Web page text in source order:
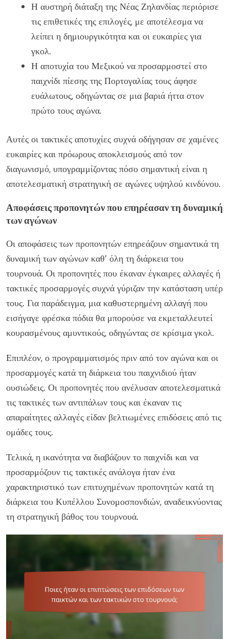
Η αυστηρή διάταξη της Νέας Ζηλανδίας περιόρισε
τις επιθετικές της επιλογές, με αποτέλεσμα να
λείπει η δημιουργικότητα και οι ευκαιρίες για
γκολ.
Η αποτυχία του Μεξικού να προσαρμοστεί στο
παιχνίδι πίεσης της Πορτογαλίας τους άφησε
ευάλωτους, οδηγώντας σε μια βαριά ήττα στον
πρώτο τους αγώνα.
Αυτές οι τακτικές αποτυχίες συχνά οδήγησαν σε χαμένες
ευκαιρίες και πρόωρους αποκλεισμούς από τον
διαγωνισμό, υπογραμμίζοντας πόσο σημαντική είναι η
αποτελεσματική στρατηγική σε αγώνες υψηλού κινδύνου.
Αποφάσεις προπονητών που επηρέασαν τη δυναμική
των αγώνων
Οι αποφάσεις των προπονητών επηρεάζουν σημαντικά τη
δυναμική των αγώνων καθ’ όλη τη διάρκεια του
τουρνουά. Οι προπονητές που έκαναν έγκαιρες αλλαγές ή
τακτικές προσαρμογές συχνά γύριζαν την κατάσταση υπέρ
τους. Για παράδειγμα, μια καθυστερημένη αλλαγή που
εισήγαγε φρέσκα πόδια θα μπορούσε να εκμεταλλευτεί
κουρασμένους αμυντικούς, οδηγώντας σε κρίσιμα γκολ.
Επιπλέον, ο προγραμματισμός πριν από τον αγώνα και οι
προσαρμογές κατά τη διάρκεια του παιχνιδιού ήταν
ουσιώδεις. Οι προπονητές που ανέλυσαν αποτελεσματικά
τις τακτικές των αντιπάλων τους και έκαναν τις
απαραίτητες αλλαγές είδαν βελτιωμένες επιδόσεις από τις
ομάδες τους.
Τελικά, η ικανότητα να διαβάζουν το παιχνίδι και να
προσαρμόζουν τις τακτικές ανάλογα ήταν ένα
χαρακτηριστικό των επιτυχημένων προπονητών κατά τη
διάρκεια του Κυπέλλου Συνομοσπονδιών, αναδεικνύοντας
τη στρατηγική βάθος του τουρνουά.